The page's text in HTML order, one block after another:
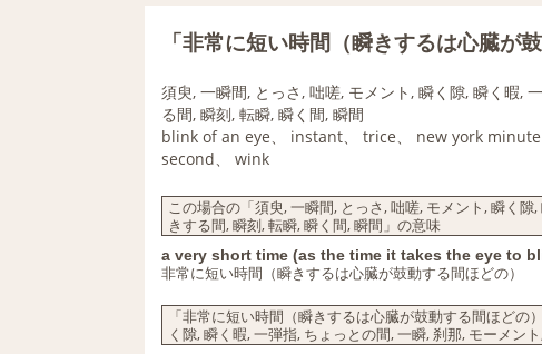
「非常に短い時間（瞬きするは心臓が
須臾, 一瞬間, とっさ, 咄嗟, モメント, 瞬く隙, 瞬く暇,
る間, 瞬刻, 転瞬, 瞬く間, 瞬間
blink of an eye、 instant、 trice、 new york
second、 wink
この場合の「須臾, 一瞬間, とっさ, 咄嗟, モメント, 瞬く
きする間, 瞬刻, 転瞬, 瞬く間, 瞬間」の意味
a very short time (as the time it takes the eye to
非常に短い時間（瞬きするは心臓が鼓動する間ほどの）
「非常に短い時間（瞬きするは心臓が鼓動する間ほど
く隙, 瞬く暇, 一弾指, ちょっとの間, 一瞬, 刹那, モーメン